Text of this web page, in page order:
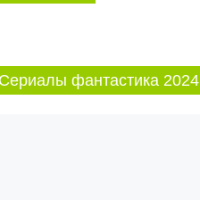
Сериалы фантастика 2024